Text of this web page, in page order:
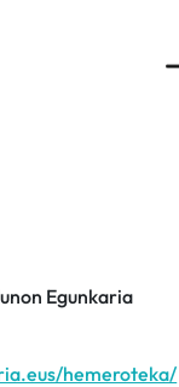
Egunkaria
hemeroteka/